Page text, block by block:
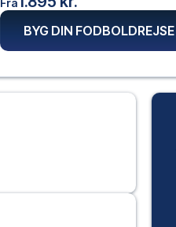
Fra
BYG DIN FODBOLDREJSE